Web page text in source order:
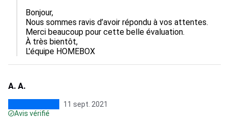
Bonjour,
Nous sommes ravis d’avoir répondu à vos attentes.
Merci beaucoup pour cette belle évaluation.
À très bientôt,
A. A.
11 sept. 2021
Avis vérifié